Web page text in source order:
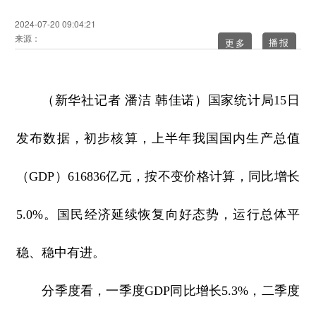
2024-07-20 09:04:21
来源：
更多
（新华社记者 潘洁 韩佳诺）国家统计局15日
发布数据，初步核算，上半年我国国内生产总值
（GDP）616836亿元，按不变价格计算，同比增长
5.0%。国民经济延续恢复向好态势，运行总体平
稳、稳中有进。
分季度看，一季度GDP同比增长5.3%，二季度